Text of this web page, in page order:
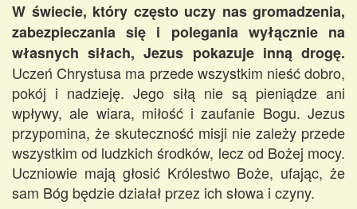
W świecie, który często uczy nas gromadzenia,
zabezpieczania się i polegania wyłącznie na
własnych siłach, Jezus pokazuje inną drogę.
Uczeń Chrystusa ma przede wszystkim nieść dobro,
pokój i nadzieję. Jego siłą nie są pieniądze ani
wpływy, ale wiara, miłość i zaufanie Bogu. Jezus
przypomina, że skuteczność misji nie zależy przede
wszystkim od ludzkich środków, lecz od Bożej mocy.
Uczniowie mają głosić Królestwo Boże, ufając, że
sam Bóg będzie działał przez ich słowa i czyny.